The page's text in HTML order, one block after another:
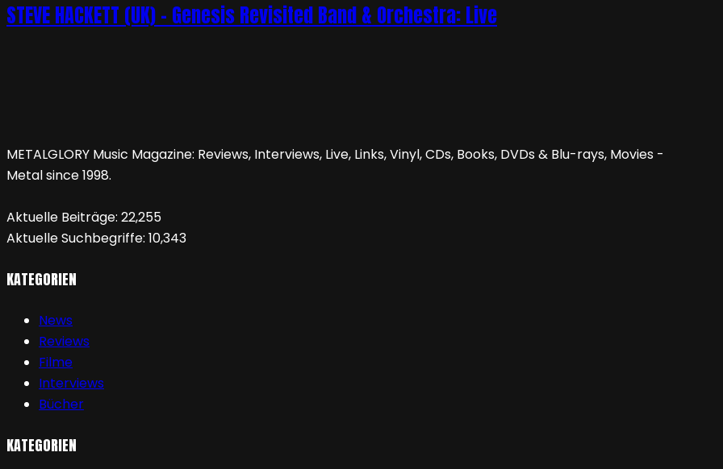
STEVE HACKETT (UK) – Genesis Revisited Band & Orchestra: Live
METALGLORY Music Magazine: Reviews, Interviews, Live, Links, Vinyl, CDs, Books, DVDs & Blu-rays, Movies -
Metal since 1998.
Aktuelle Beiträge: 22,255
Aktuelle Suchbegriffe: 10,343
KATEGORIEN
News
Reviews
Filme
Interviews
Bücher
KATEGORIEN